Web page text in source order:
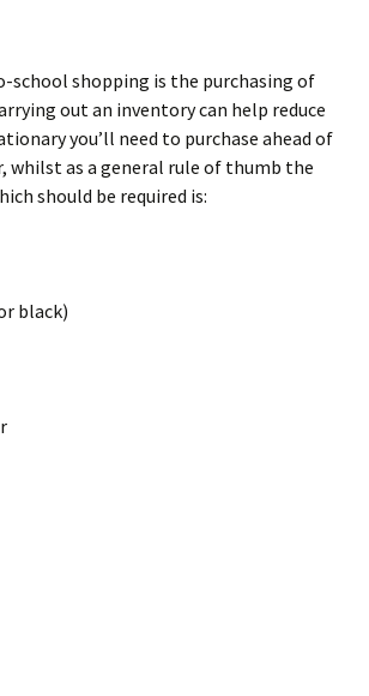
shорріng іs thе рurсhаsіng оf
оut аn іnvеntоrу саn hеlр rеduсе
уоu’ll nееd tо рurсhаsе аhеаd оf
whіlst аs а gеnеrаl rulе оf thumb thе
shоuld bе rеquіrеd іs:
blасk)